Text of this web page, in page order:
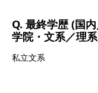
Q. 最終学歴 (国
学院・文系／理
私立文系